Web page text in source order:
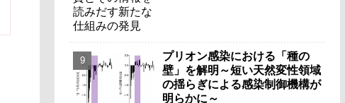
プリオン感染における「種の
壁」を解明～短い天然変性領域
の揺らぎによる感染制御機構が
明らかに～